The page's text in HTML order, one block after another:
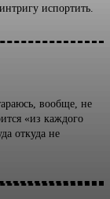
испортить.
вообще, не
«из каждого
откуда не